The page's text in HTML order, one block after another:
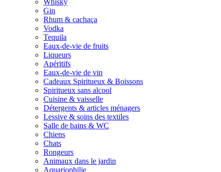
Whisky
Gin
Rhum & cachaça
Vodka
Tequila
Eaux-de-vie de fruits
Liqueurs
Apéritifs
Eaux-de-vie de vin
Cadeaux Spiritueux & Boissons
Spiritueux sans alcool
Cuisine & vaisselle
Détergents & articles ménagers
Lessive & soins des textiles
Salle de bains & WC
Chiens
Chats
Rongeurs
Animaux dans le jardin
Aquariophilie